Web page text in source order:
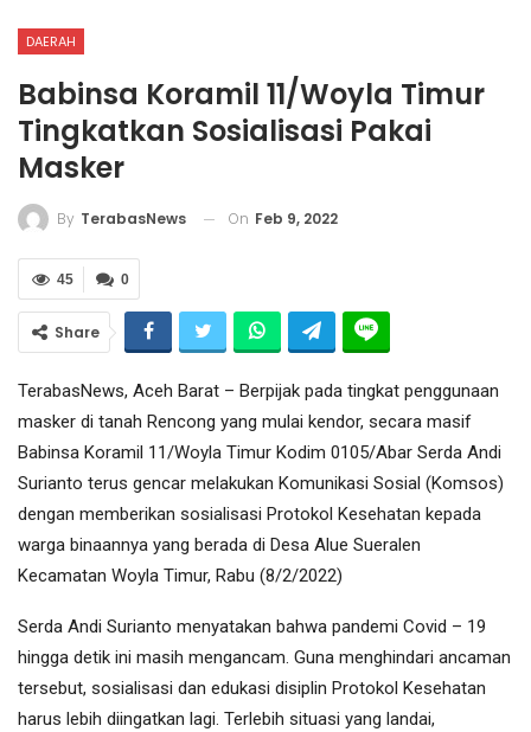
DAERAH
Babinsa Koramil 11/Woyla Timur
Tingkatkan Sosialisasi Pakai
Masker
By TerabasNews On Feb 9, 2022
0
45
Share
TerabasNews, Aceh Barat – Berpijak pada tingkat penggunaan
masker di tanah Rencong yang mulai kendor, secara masif
Babinsa Koramil 11/Woyla Timur Kodim 0105/Abar Serda Andi
Surianto terus gencar melakukan Komunikasi Sosial (Komsos)
dengan memberikan sosialisasi Protokol Kesehatan kepada
warga binaannya yang berada di Desa Alue Sueralen
Kecamatan Woyla Timur, Rabu (8/2/2022)
Serda Andi Surianto menyatakan bahwa pandemi Covid – 19
hingga detik ini masih mengancam. Guna menghindari ancaman
tersebut, sosialisasi dan edukasi disiplin Protokol Kesehatan
harus lebih diingatkan lagi. Terlebih situasi yang landai,